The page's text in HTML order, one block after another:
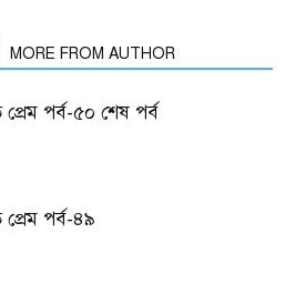
MORE FROM AUTHOR
পর্ব-৫০ শেষ পর্ব
পর্ব-৪৯